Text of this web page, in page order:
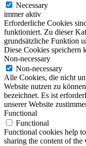
Necessary
immer aktiv
Erforderliche Cookies
funktioniert. Zu dieser
grundsätzliche Funktion
Diese Cookies speichern
Non-necessary
Non-necessary
Alle Cookies, die nicht
Website nutzen zu
bezeichnet. Es ist
unserer Website
Functional
Functional
Functional cookies help
sharing the content of